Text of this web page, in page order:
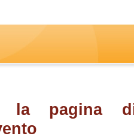
la pagina